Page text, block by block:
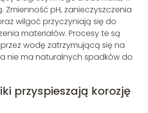
Zmienność pH, zanieczyszczenia
wilgoć przyczyniają się do
materiałów. Procesy te są
wodę zatrzymującą się na
nie ma naturalnych spadków do
przyspieszają korozję